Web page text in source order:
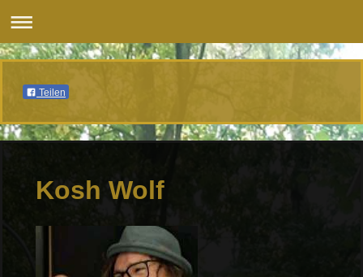
Teilen
Kosh Wolf